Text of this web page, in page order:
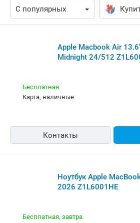
Apple Macbook Air
Midnight 24/512
Бесплатная
карта, наличные
Контакты
Ноутбук Apple
2026 Z1L6001HE
Бесплатная, завтра